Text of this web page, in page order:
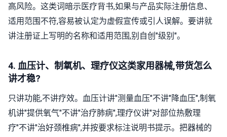
高风险。这类词暗示医疗背书,如果与产品实际注册信息、
适用范围不符,容易被认定为虚假宣传或引人误解。要讲就
讲注册证上写明的名称和适用范围,别自创"级别"。
4. 血压计、制氧机、理疗仪这类家用器械,带货怎么
讲才稳?
只讲功能,不讲疗效。血压计讲"测量血压"不讲"降血压",制氧
机讲"提供氧气"不讲"治疗肺病",理疗仪讲"对部位热敷理
疗"不讲"治好颈椎病",并按要求标注说明书提示。把器械的